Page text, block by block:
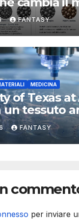
la
FANTASY
MEDICINA
of Texas
un tessuto
in 3D che
dei
FANTASY
per inviare